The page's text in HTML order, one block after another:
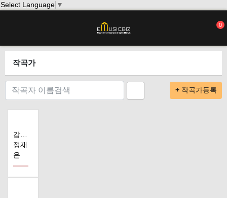
Select Language ▼
0
작곡가
+ 작곡가등록
감정의 전이
정재
은